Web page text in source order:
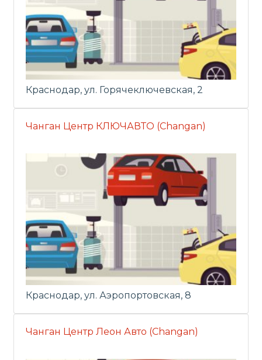
Краснодар, ул. Горячеключевская, 2
Чанган Центр КЛЮЧАВТО (Changan)
Краснодар, ул. Аэропортовская, 8
Чанган Центр Леон Авто (Changan)